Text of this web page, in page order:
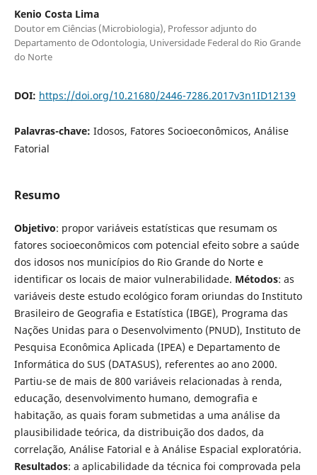
Kenio Costa Lima
Doutor em Ciências (Microbiologia), Professor adjunto do
Departamento de Odontologia, Universidade Federal do Rio Grande
do Norte
DOI: https://doi.org/10.21680/2446-7286.2017v3n1ID12139
Palavras-chave: Idosos, Fatores Socioeconômicos, Análise
Fatorial
Resumo
Objetivo: propor variáveis estatísticas que resumam os
fatores socioeconômicos com potencial efeito sobre a saúde
dos idosos nos municípios do Rio Grande do Norte e
identificar os locais de maior vulnerabilidade. Métodos: as
variáveis deste estudo ecológico foram oriundas do Instituto
Brasileiro de Geografia e Estatística (IBGE), Programa das
Nações Unidas para o Desenvolvimento (PNUD), Instituto de
Pesquisa Econômica Aplicada (IPEA) e Departamento de
Informática do SUS (DATASUS), referentes ao ano 2000.
Partiu-se de mais de 800 variáveis relacionadas à renda,
educação, desenvolvimento humano, demografia e
habitação, as quais foram submetidas a uma análise da
plausibilidade teórica, da distribuição dos dados, da
correlação, Análise Fatorial e à Análise Espacial exploratória.
Resultados: a aplicabilidade da técnica foi comprovada pela